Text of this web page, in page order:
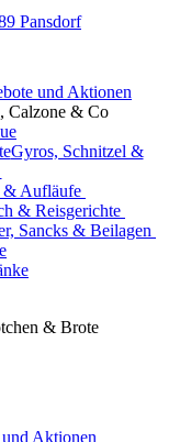
Pansdorf
und Aktionen
Calzone & Co
Gyros, Schnitzel &
& Aufläufe
& Reisgerichte
Sancks & Beilagen
& Brote
Aktionen